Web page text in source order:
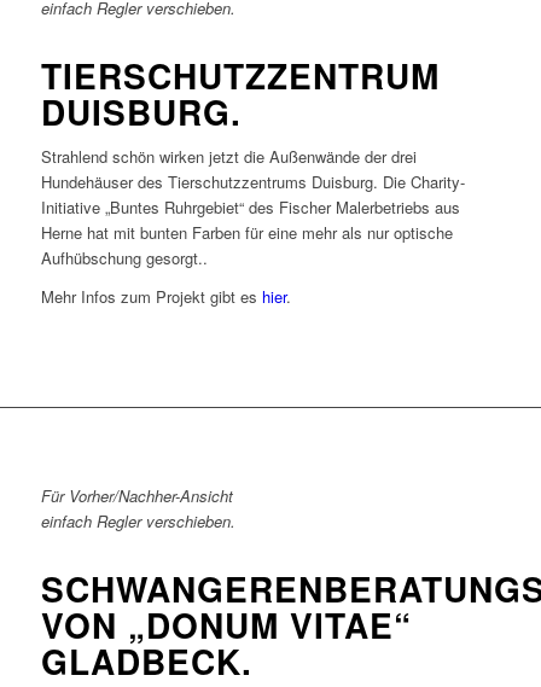
einfach Regler verschieben.
TIERSCHUTZZENTRUM
DUISBURG.
Strahlend schön wirken jetzt die Außenwände der drei
Hundehäuser des Tierschutzzentrums Duisburg. Die Charity-
Initiative „Buntes Ruhrgebiet“ des Fischer Malerbetriebs aus
Herne hat mit bunten Farben für eine mehr als nur optische
Aufhübschung gesorgt..
Mehr Infos zum Projekt gibt es hier.
Für Vorher/Nachher-Ansicht
einfach Regler verschieben.
VON „DONUM VITAE“
GLADBECK.